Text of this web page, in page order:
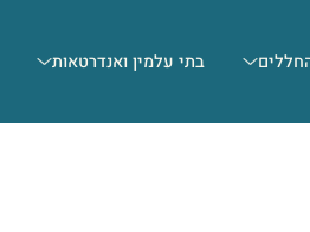
בתי עלמין ואנדרטאות